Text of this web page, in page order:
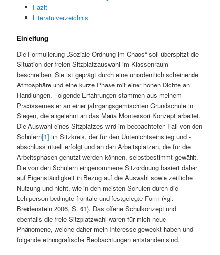
Fazit
Literaturverzeichnis
Einleitung
Die Formulierung „Soziale Ordnung im Chaos“ soll überspitzt die
Situation der freien Sitzplatzauswahl im Klassenraum
beschreiben. Sie ist geprägt durch eine unordentlich scheinende
Atmosphäre und eine kurze Phase mit einer hohen Dichte an
Handlungen. Folgende Erfahrungen stammen aus meinem
Praxissemester an einer jahrgangsgemischten Grundschule in
Siegen, die angelehnt an das Maria Montessori Konzept arbeitet.
Die Auswahl eines Sitzplatzes wird im beobachteten Fall von den
Schülern[1] im Sitzkreis, der für den Unterrichtseinstieg und -
abschluss rituell erfolgt und an den Arbeitsplätzen, die für die
Arbeitsphasen genutzt werden können, selbstbestimmt gewählt.
Die von den Schülern eingenommene Sitzordnung basiert daher
auf Eigenständigkeit in Bezug auf die Auswahl sowie zeitliche
Nutzung und nicht, wie in den meisten Schulen durch die
Lehrperson bedingte frontale und festgelegte Form (vgl.
Breidenstein 2006, S. 61). Das offene Schulkonzept und
ebenfalls die freie Sitzplatzwahl waren für mich neue
Phänomene, welche daher mein Interesse geweckt haben und
folgende ethnografische Beobachtungen entstanden sind.